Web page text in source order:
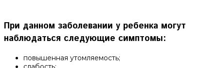
При данном заболевании у ребенка могут
наблюдаться следующие симптомы:
повышенная утомляемость;